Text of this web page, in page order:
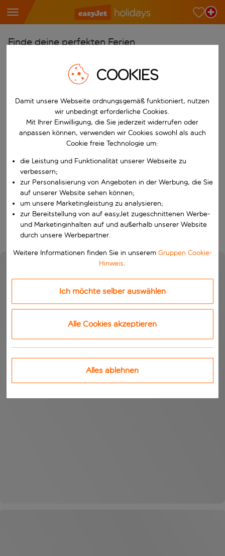
Finde deine perfekten Ferien
Wähle deine Flughäfen
Beginne mit der Eingabe für die automatische
Reiseziele finden
Nach
W&auml;hle ein Ab- und R&uuml;ckflugdatum aus.
Wähle deine Reisedaten
Wann
Wer
Suchen
COOKIES
Damit unsere Webseite ordnungsgemäß funktioniert, nutzen
wir unbedingt erforderliche Cookies.
Mit Ihrer Einwilligung, die Sie jederzeit widerrufen oder
anpassen können, verwenden wir Cookies sowohl als auch
Cookie freie Technologie um:
die Leistung und Funktionalität unserer Webseite zu
verbessern;
zur Personalisierung von Angeboten in der Werbung, die Sie
auf unserer Website sehen können;
um unsere Marketingleistung zu analysieren;
zur Bereitstellung von auf easyJet zugeschnittenen Werbe-
und Marketinginhalten auf und außerhalb unserer Website
durch unsere Werbepartner.
Weitere Informationen finden Sie in unserem Gruppen Cookie-
Hinweis.
Ich möchte selber auswählen
Alle Cookies akzeptieren
Alles ablehnen